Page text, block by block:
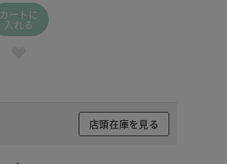
カートに
入れる
店頭在庫を見る